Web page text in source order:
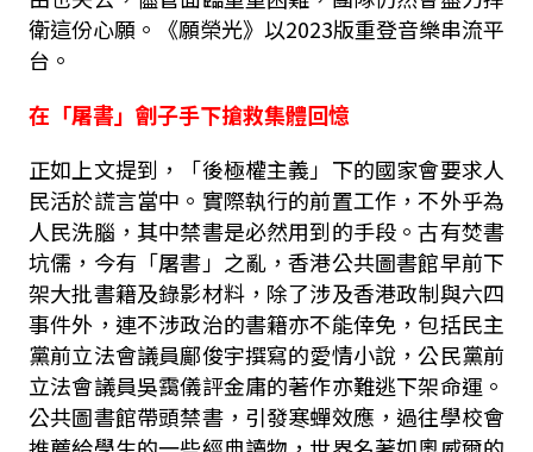
衛這份心願。《願榮光》以2023版重登音樂串流平
台。
在「屠書」劊子手下搶救集體回憶
正如上文提到，「後極權主義」下的國家會要求人
民活於謊言當中。實際執行的前置工作，不外乎為
人民洗腦，其中禁書是必然用到的手段。古有焚書
坑儒，今有「屠書」之亂，香港公共圖書館早前下
架大批書籍及錄影材料，除了涉及香港政制與六四
事件外，連不涉政治的書籍亦不能倖免，包括民主
黨前立法會議員鄺俊宇撰寫的愛情小說，公民黨前
立法會議員吳靄儀評金庸的著作亦難逃下架命運。
公共圖書館帶頭禁書，引發寒蟬效應，過往學校會